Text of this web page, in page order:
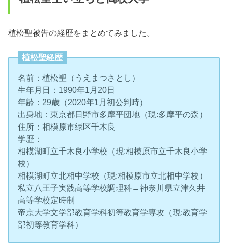
植松聖被告の経歴をまとめてみました。
植松聖経歴
名前：植松聖（うえまつさとし）
生年月日：1990年1月20日
年齢：29歳（2020年1月初公判時）
出身地：東京都日野市多摩平団地（現:多摩平の森）
住所：相模原市緑区千木良
学歴：
相模湖町立千木良小学校（現:相模原市立千木良小学
校）
相模湖町立北相中学校（現:相模原市立北相中学校）
私立八王子実践高等学校調理科→神奈川県立津久井
高等学校定時制
帝京大学文学部教育学科初等教育学専攻（現:教育学
部初等教育学科）